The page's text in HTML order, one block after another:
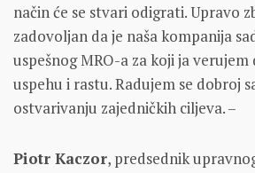
način će se stvari odigrati. Upravo
zadovoljan da je naša kompanija
uspešnog MRO-a za koji ja
uspehu i rastu. Radujem se dobroj
ostvarivanju zajedničkih ciljeva. –
Piotr Kaczor, predsednik